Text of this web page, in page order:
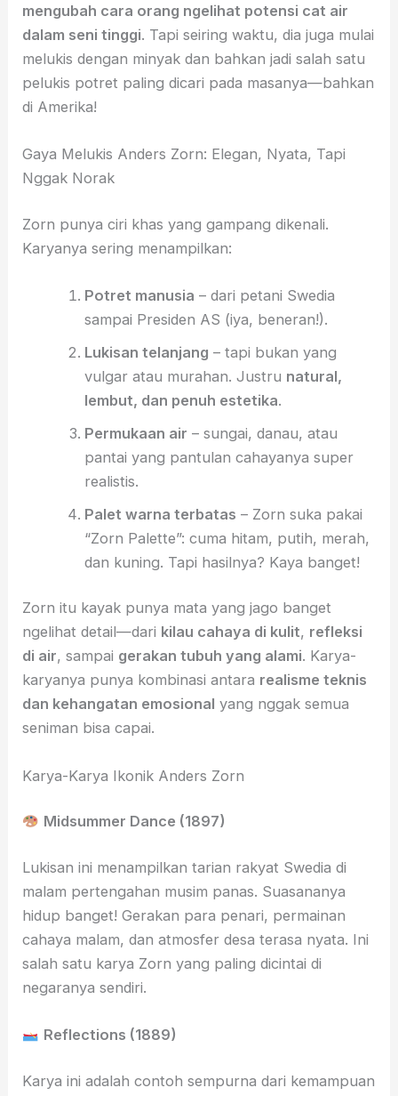
mengubah cara orang ngelihat potensi cat air
dalam seni tinggi. Tapi seiring waktu, dia juga mulai
melukis dengan minyak dan bahkan jadi salah satu
pelukis potret paling dicari pada masanya—bahkan
di Amerika!
Gaya Melukis Anders Zorn: Elegan, Nyata, Tapi
Nggak Norak
Zorn punya ciri khas yang gampang dikenali.
Karyanya sering menampilkan:
Potret manusia – dari petani Swedia
sampai Presiden AS (iya, beneran!).
Lukisan telanjang – tapi bukan yang
vulgar atau murahan. Justru natural,
lembut, dan penuh estetika.
Permukaan air – sungai, danau, atau
pantai yang pantulan cahayanya super
realistis.
Palet warna terbatas – Zorn suka pakai
“Zorn Palette”: cuma hitam, putih, merah,
dan kuning. Tapi hasilnya? Kaya banget!
Zorn itu kayak punya mata yang jago banget
ngelihat detail—dari kilau cahaya di kulit, refleksi
di air, sampai gerakan tubuh yang alami. Karya-
karyanya punya kombinasi antara realisme teknis
dan kehangatan emosional yang nggak semua
seniman bisa capai.
Karya-Karya Ikonik Anders Zorn
Midsummer Dance (1897)
Lukisan ini menampilkan tarian rakyat Swedia di
malam pertengahan musim panas. Suasananya
hidup banget! Gerakan para penari, permainan
cahaya malam, dan atmosfer desa terasa nyata. Ini
salah satu karya Zorn yang paling dicintai di
negaranya sendiri.
Reflections (1889)
Karya ini adalah contoh sempurna dari kemampuan